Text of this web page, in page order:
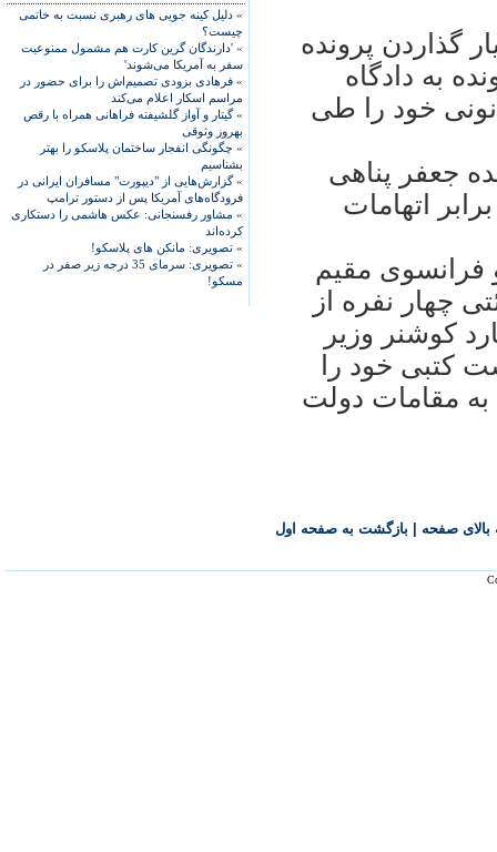
» دلیل کینه جویی های رهبری نسبت به خاتمی
چیست؟
» 'دارندگان گرین کارت هم مشمول ممنوعیت
سفر به آمریکا می‌شوند'
» فرهادی بزودی تصمیم‌اش را برای حضور در
مراسم اسکار اعلام می‌کند
»گیتار و آواز گلشیفته فراهانی همراه با رقص
بهروز وثوقی
» چگونگی انفجار ساختمان پلاسکو را بهتر
بشناسیم
»گزارش‌هایی از "دیپورت" مسافران ایرانی در
فرودگاه‌های آمریکا پس از دستور ترامپ
» مشاور رفسنجانی: عکس هاشمی را دستکاری
کرده‌اند
» تصویری: مانکن های پلاسکو!
»
تصویری: سرمای 35 درجه زیر صفر در
مسکو!
گذاردن پرونده
به دادگاه
خود را طی
جعفر پناهی
اتهامات
فرانسوی مقيم
چهار نفره از
کوشنر وزير
کتبی خود را
مقامات دولت
صفحه بازگشت به صفحه اول